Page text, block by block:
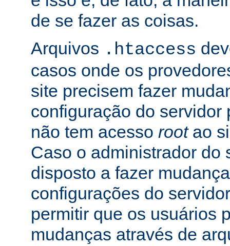
de se fazer as coisas.
Arquivos .htaccess
casos onde os
site precisem fazer
configuração do servidor
não tem acesso rootao
Caso o administrador do
disposto a fazer
configurações do
permitir que os usuários
mudanças através de